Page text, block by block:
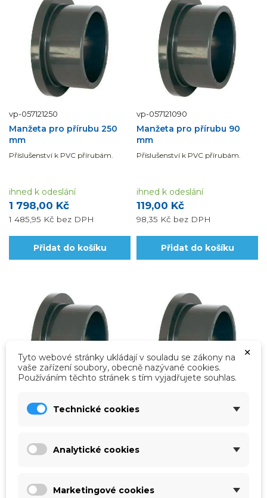
vp-057121250
Manžeta pro přírubu 250
mm
Příslušenství k PVC přírubám.
1 798,00 Kč
1 485,95 Kč bez DPH
ihned k odeslání
Přidat do košíku
vp-057121090
Manžeta pro přírubu 90
mm
Příslušenství k PVC přírubám.
119,00 Kč
98,35 Kč bez DPH
ihned k odeslání
Přidat do košíku
vp-057121050
Příslušenství k PVC přírubám.
ihned k odeslání
vp-57121040
Příslušenství k PVC přírubám
Čekáme na naskladnění
×
Tyto webové stránky ukládají v souladu se zákony na
vaše zařízení soubory, obecně nazývané cookies.
Používáním těchto stránek s tím vyjadřujete souhlas.
Technické cookies
Analytické cookies
Marketingové cookies